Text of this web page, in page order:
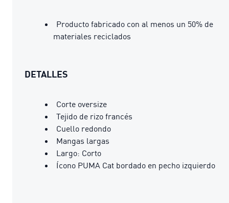
Producto fabricado con al menos un 50% de
materiales reciclados
DETALLES
Corte oversize
Tejido de rizo francés
Cuello redondo
Mangas largas
Largo: Corto
Ícono PUMA Cat bordado en pecho izquierdo